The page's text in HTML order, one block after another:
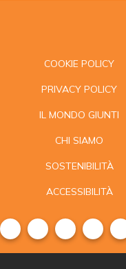
COOKIE POLICY
PRIVACY POLICY
IL MONDO GIUNTI
CHI SIAMO
SOSTENIBILITÀ
ACCESSIBILITÀ